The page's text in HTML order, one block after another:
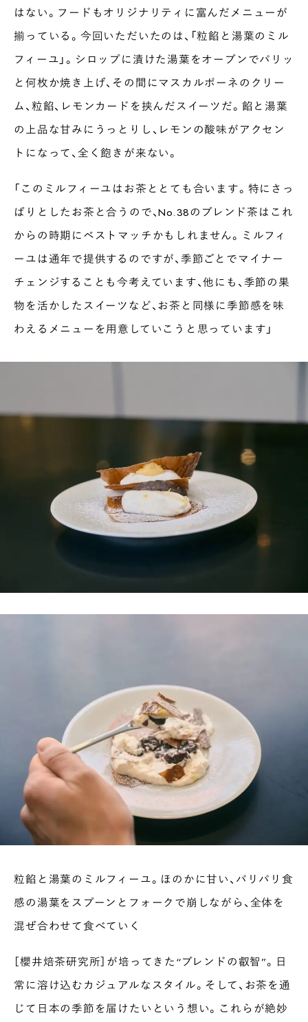
はない。フードもオリジナリティに富んだメニューが
揃っている。今回いただいたのは、「粒餡と湯葉のミル
フィーユ」。シロップに漬けた湯葉をオーブンでパリッ
と何枚か焼き上げ、その間にマスカルポーネのクリー
ム、粒餡、レモンカードを挟んだスイーツだ。餡と湯葉
の上品な甘みにうっとりし、レモンの酸味がアクセン
トになって、全く飽きが来ない。
「このミルフィーユはお茶ととても合います。特にさっ
ぱりとしたお茶と合うので、No.38のブレンド茶はこれ
からの時期にベストマッチかもしれません。ミルフィ
ーユは通年で提供するのですが、季節ごとでマイナー
チェンジすることも今考えています、他にも、季節の果
物を活かしたスイーツなど、お茶と同様に季節感を味
わえるメニューを用意していこうと思っています」
粒餡と湯葉のミルフィーユ。ほのかに甘い、パリパリ食
感の湯葉をスプーンとフォークで崩しながら、全体を
混ぜ合わせて食べていく
［櫻井焙茶研究所］が培ってきた“ブレンドの叡智”。日
常に溶け込むカジュアルなスタイル。そして、お茶を通
じて日本の季節を届けたいという想い。これらが絶妙